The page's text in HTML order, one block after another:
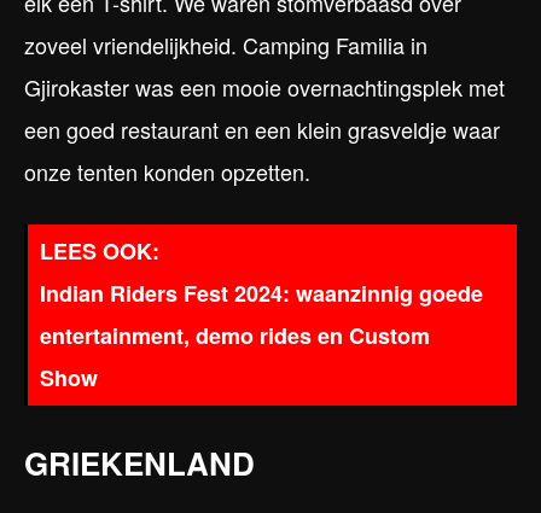
zoveel vriendelijkheid. Camping Familia in
Gjirokaster was een mooie overnachtingsplek met
een goed restaurant en een klein grasveldje waar
onze tenten konden opzetten.
Indian Riders Fest 2024: waanzinnig goede
entertainment, demo rides en Custom
Show
GRIEKENLAND